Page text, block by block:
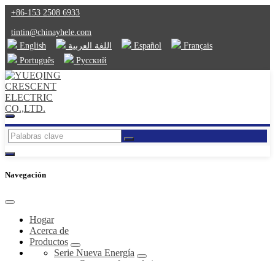
+86-153 2508 6933
tintin@chinayhele.com
English
اللغة العربية Español
Français
Português
Русский
Navegación
Hogar
Acerca de
Productos
Serie Nueva Energía